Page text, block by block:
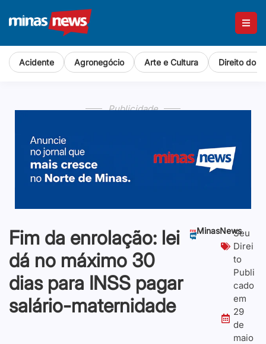
Acidente Agronegócio Arte e Cultura Direito do
Publicidade
MinasNewsSeu
Direi
to
Publi
cado
em
29
de
maio
Fim da enrolação: lei
dá no máximo 30
dias para INSS pagar
salário-maternidade